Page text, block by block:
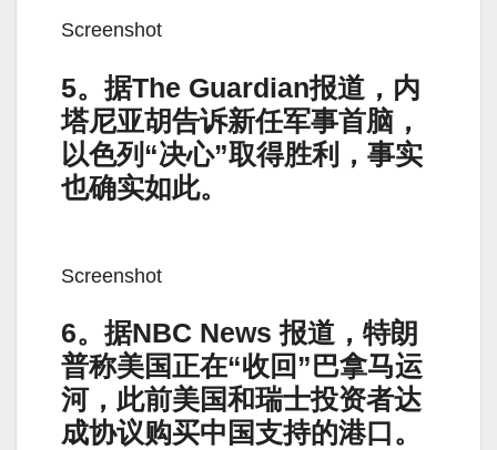
Screenshot
5。据The Guardian报道，内
塔尼亚胡告诉新任军事首脑，
以色列“决心”取得胜利，事实
也确实如此。
Screenshot
6。据NBC News 报道，特朗
普称美国正在“收回”巴拿马运
河，此前美国和瑞士投资者达
成协议购买中国支持的港口。